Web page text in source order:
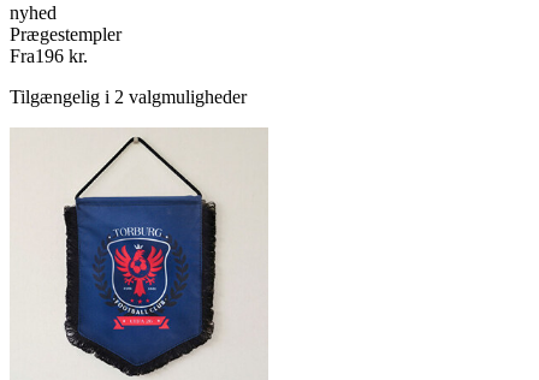
nyhed
Prægestempler
Fra196 kr.
Tilgængelig i 2 valgmuligheder